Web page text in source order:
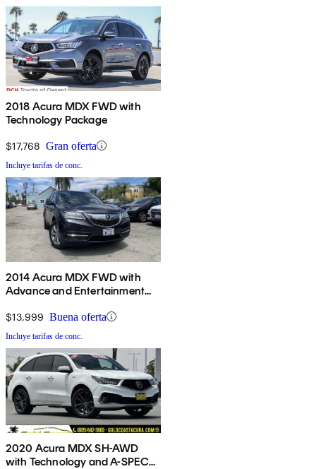
2018 Acura MDX FWD with
Technology Package
$17,768 Gran oferta
Incluye tarifas de conc.
2014 Acura MDX FWD with
Advance and Entertainment
$13,999 Buena oferta
Incluye tarifas de conc.
2020 Acura MDX SH-AWD
with Technology and A-SPEC